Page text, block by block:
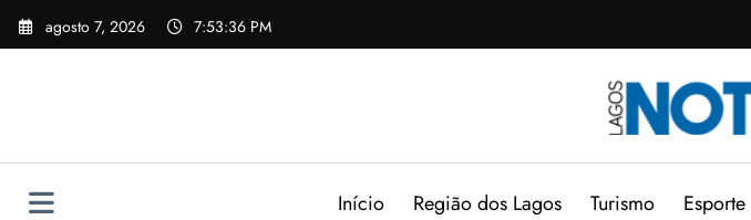
agosto 7, 2026 7:53:37 PM
Início Região dos Lagos Turismo Esporte